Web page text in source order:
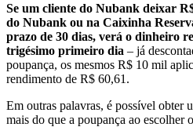
Se um cliente do Nubank deixar
do Nubank ou na Caixinha
prazo de 30 dias, verá o dinheiro
trigésimo primeiro dia – já
poupança, os mesmos R$ 10 mil
rendimento de R$ 60,61.
Em outras palavras, é possível obter
mais do que a poupança ao escolher